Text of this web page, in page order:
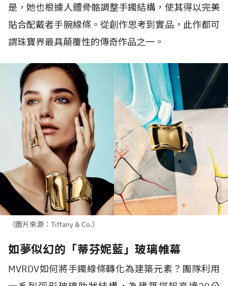
是，她也根據人體骨骼調整手鐲結構，使其得以完美
貼合配戴者手腕線條。從創作思考到實品，此作都可
謂珠寶界最具顛覆性的傳奇作品之一。
（圖片來源：Tiffany & Co.）
如夢似幻的「蒂芬妮藍」玻璃帷幕
MVRDV如何將手鐲線條轉化為建築元素？團隊利用